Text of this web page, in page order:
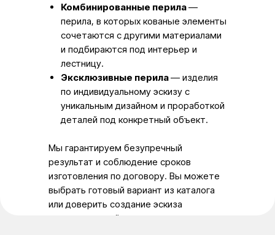
Комбинированные перила—
перила, в которых кованые элементы
сочетаются с другими материалами
и подбираются под интерьер и
лестницу.
Эксклюзивные перила— изделия
по индивидуальному эскизу с
уникальным дизайном и проработкой
деталей под конкретный объект.
Мы гарантируем безупречный
результат и соблюдение сроков
изготовления по договору. Вы можете
выбрать готовый вариант из каталога
или доверить создание эскиза
штатному дизайнеру.